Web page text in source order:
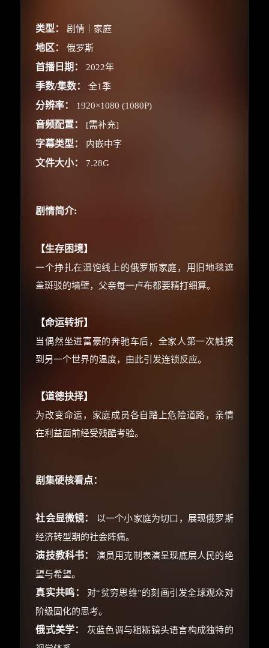
类型： 剧情｜家庭
地区： 俄罗斯
首播日期： 2022年
季数/集数： 全1季
分辨率： 1920×1080 (1080P)
音频配置： [需补充]
字幕类型： 内嵌中字
文件大小： 7.28G
剧情简介:
【生存困境】
一个挣扎在温饱线上的俄罗斯家庭，用旧地毯遮
盖斑驳的墙壁，父亲每一卢布都要精打细算。
【命运转折】
当偶然坐进富豪的奔驰车后，全家人第一次触摸
到另一个世界的温度，由此引发连锁反应。
【道德抉择】
为改变命运，家庭成员各自踏上危险道路，亲情
在利益面前经受残酷考验。
剧集硬核看点：
社会显微镜：
以一个小家庭为切口，展现俄罗斯
经济转型期的社会阵痛。
演技教科书：
演员用克制表演呈现底层人民的绝
望与希望。
真实共鸣：
对“贫穷思维”的刻画引发全球观众对
阶级固化的思考。
俄式美学：
灰蓝色调与粗粝镜头语言构成独特的
🧧 福利领取站
价格有浮动，请直接搜索查最低价！
优惠券、活动红包，每日可领。
前往【大淘客】领红包